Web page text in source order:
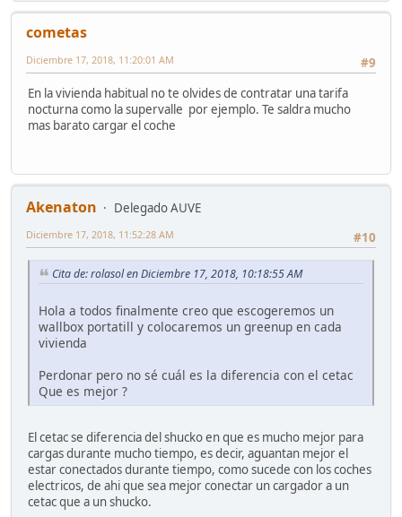
cometas
#9
Diciembre 17, 2018, 11:20:01 AM
En la vivienda habitual no te olvides de contratar una tarifa
nocturna como la supervalle por ejemplo. Te saldra mucho
mas barato cargar el coche
Akenaton
Delegado AUVE
#10
Diciembre 17, 2018, 11:52:28 AM
Cita de: rolasol en Diciembre 17, 2018, 10:18:55 AM
Hola a todos finalmente creo que escogeremos un
wallbox portatill y colocaremos un greenup en cada
vivienda
Perdonar pero no sé cuál es la diferencia con el cetac
Que es mejor ?
El cetac se diferencia del shucko en que es mucho mejor para
cargas durante mucho tiempo, es decir, aguantan mejor el
estar conectados durante tiempo, como sucede con los coches
electricos, de ahi que sea mejor conectar un cargador a un
cetac que a un shucko.